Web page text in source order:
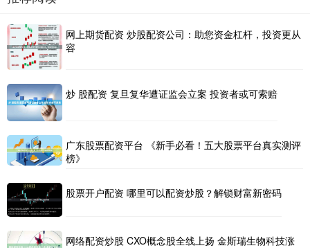
网上期货配资 炒股配资公司：助您资金杠杆，投资更从
容
炒 股配资 复旦复华遭证监会立案 投资者或可索赔
广东股票配资平台 《新手必看！五大股票平台真实测评
榜》
股票开户配资 哪里可以配资炒股？解锁财富新密码
网络配资炒股 CXO概念股全线上扬 金斯瑞生物科技涨